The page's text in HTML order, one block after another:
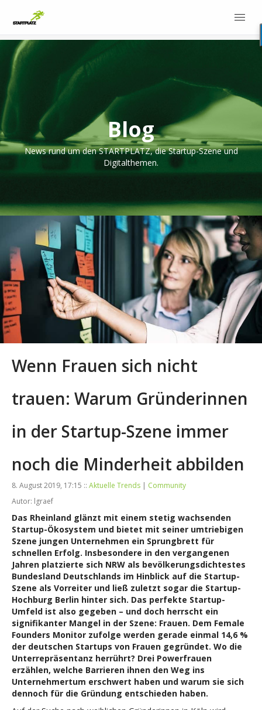
Blog
News rund um den STARTPLATZ, die Startup-Szene und
Digitalthemen.
Wenn Frauen sich nicht
trauen: Warum Gründerinnen
in der Startup-Szene immer
noch die Minderheit abbilden
8. August 2019, 17:15 :: Aktuelle Trends | Community
Autor: lgraef
Das Rheinland glänzt mit einem stetig wachsenden
Startup-Ökosystem und bietet mit seiner umtriebigen
Szene jungen Unternehmen ein Sprungbrett für
schnellen Erfolg. Insbesondere in den vergangenen
Jahren platzierte sich NRW als bevölkerungsdichtestes
Bundesland Deutschlands im Hinblick auf die Startup-
Szene als Vorreiter und ließ zuletzt sogar die Startup-
Hochburg Berlin hinter sich. Das perfekte Startup-
Umfeld ist also gegeben – und doch herrscht ein
signifikanter Mangel in der Szene: Frauen. Dem Female
Founders Monitor zufolge werden gerade einmal 14,6 %
der deutschen Startups von Frauen gegründet. Wo die
Unterrepräsentanz herrührt? Drei Powerfrauen
erzählen, welche Barrieren ihnen den Weg ins
Unternehmertum erschwert haben und warum sie sich
dennoch für die Gründung entschieden haben.